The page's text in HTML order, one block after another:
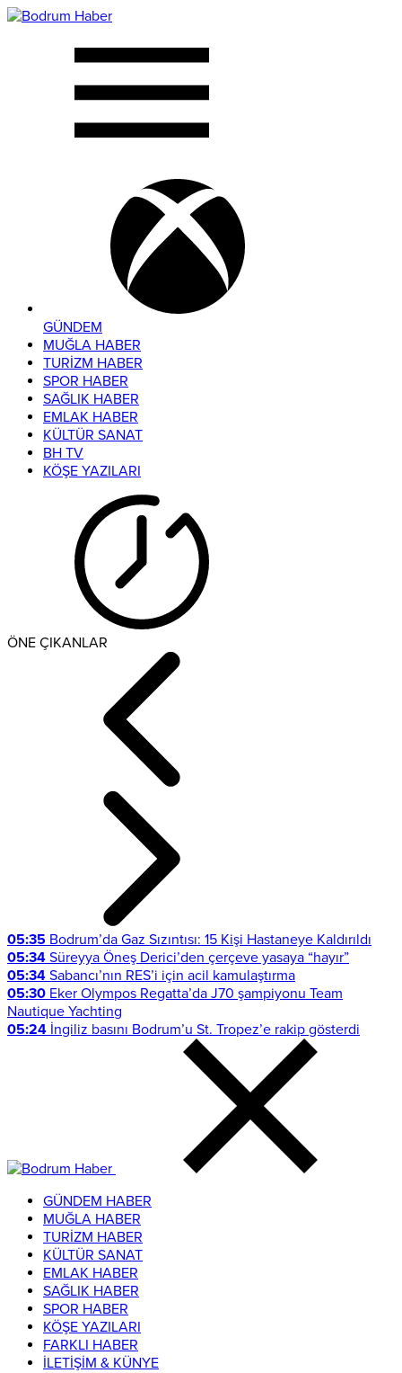
GÜNDEM
MUĞLA HABER
TURİZM HABER
SPOR HABER
SAĞLIK HABER
EMLAK HABER
KÜLTÜR SANAT
BH TV
KÖŞE YAZILARI
ÖNE ÇIKANLAR
05:35 Bodrum’da Gaz Sızıntısı: 15 Kişi Hastaneye Kaldırıldı
05:34 Süreyya Öneş Derici’den çerçeve yasaya “hayır”
05:34 Sabancı’nın RES’i için acil kamulaştırma
05:30 Eker Olympos Regatta’da J70 şampiyonu Team
Nautique Yachting
05:24 İngiliz basını Bodrum’u St. Tropez’e rakip gösterdi
GÜNDEM HABER
MUĞLA HABER
TURİZM HABER
KÜLTÜR SANAT
EMLAK HABER
SAĞLIK HABER
SPOR HABER
KÖŞE YAZILARI
FARKLI HABER
İLETİŞİM & KÜNYE